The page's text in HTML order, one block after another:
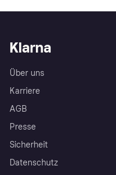
Klarna
Über uns
Karriere
AGB
Presse
Sicherheit
Datenschutz